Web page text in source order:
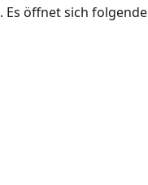
. Es öffnet sich folgende